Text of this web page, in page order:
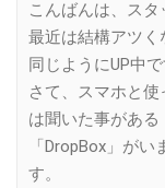
こんばんは、スタ
最近は結構アツく
同じようにUP中で
さて、スマホと
は聞いた事がある
「DropBox」が
す。